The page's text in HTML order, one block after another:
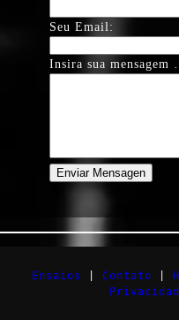
Seu Email:
Insira sua mensagem
Enviar Mensagen
Ensaios Contato